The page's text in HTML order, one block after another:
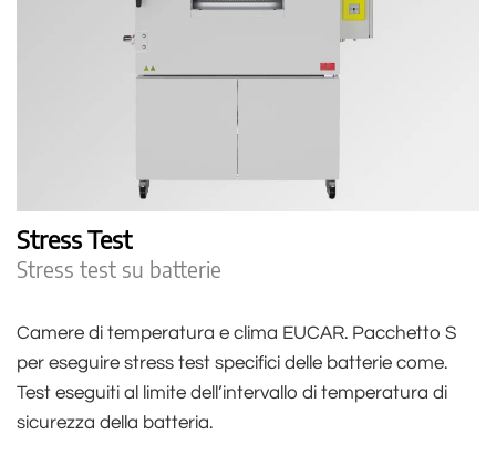
Stress Test
Stress test su batterie
Camere di temperatura e clima EUCAR. Pacchetto S
per eseguire stress test specifici delle batterie come.
Test eseguiti al limite dell’intervallo di temperatura di
sicurezza della batteria.